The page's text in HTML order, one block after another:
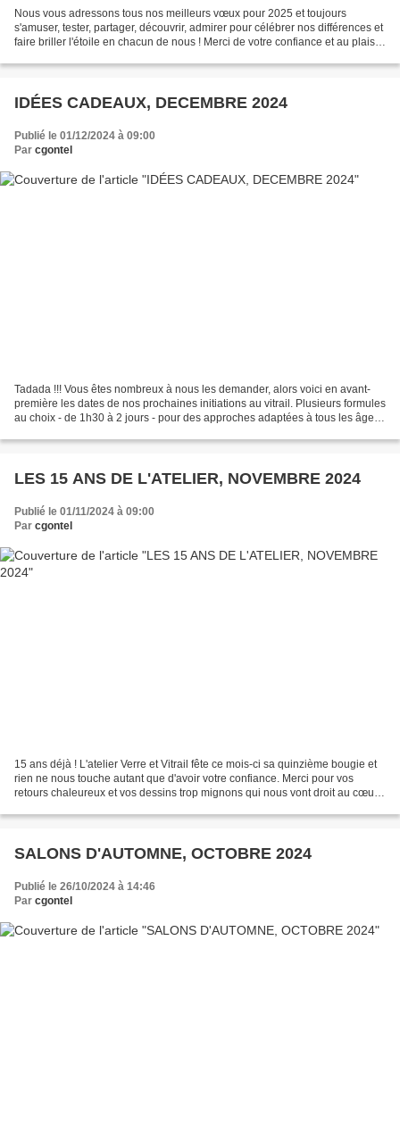
Nous vous adressons tous nos meilleurs vœux pour 2025 et toujours
s'amuser, tester, partager, découvrir, admirer pour célébrer nos différences et
faire briller l'étoile en chacun de nous ! Merci de votre confiance et au plaisir
IDÉES CADEAUX, DECEMBRE 2024
Publié le 01/12/2024 à 09:00
Par cgontel
Tadada !!! Vous êtes nombreux à nous les demander, alors voici en avant-
première les dates de nos prochaines initiations au vitrail. Plusieurs formules
au choix - de 1h30 à 2 jours - pour des approches adaptées à tous les âges.
LES 15 ANS DE L'ATELIER, NOVEMBRE 2024
Publié le 01/11/2024 à 09:00
Par cgontel
15 ans déjà ! L'atelier Verre et Vitrail fête ce mois-ci sa quinzième bougie et
rien ne nous touche autant que d'avoir votre confiance. Merci pour vos
retours chaleureux et vos dessins trop mignons qui nous vont droit au cœur
SALONS D'AUTOMNE, OCTOBRE 2024
Publié le 26/10/2024 à 14:46
Par cgontel